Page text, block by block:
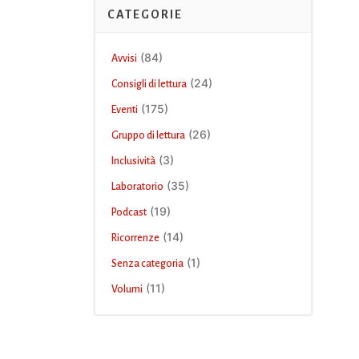
CATEGORIE
Avvisi (84)
Consigli di lettura(24)
Eventi (175)
Gruppo di lettura(26)
Inclusività(3)
Laboratorio (35)
Podcast(19)
Ricorrenze (14)
Senza categoria(1)
Volumi (11)